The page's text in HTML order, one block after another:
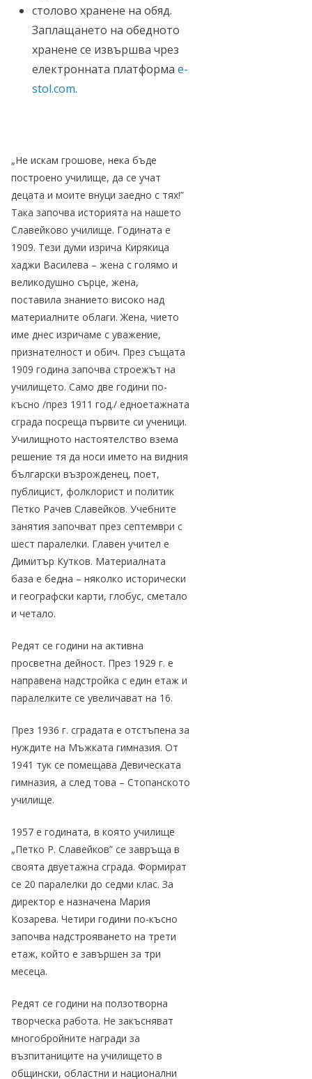
столово хранене на обяд.
Заплащането на обедното
хранене се извършва чрез
електронната платформа e-
stol.com.
„Не искам грошове, нека бъде
построено училище, да се учат
децата и моите внуци заедно с тях!”
Така започва историята на нашето
Славейково училище. Годината е
1909. Тези думи изрича Кирякица
хаджи Василева – жена с голямо и
великодушно сърце, жена,
поставила знанието високо над
материалните облаги. Жена, чието
име днес изричаме с уважение,
признателност и обич. През същата
1909 година започва строежът на
училището. Само две години по-
късно /през 1911 год./ едноетажната
сграда посреща първите си ученици.
Училищното настоятелство взема
решение тя да носи името на видния
български възрожденец, поет,
публицист, фолклорист и политик
Петко Рачев Славейков. Учебните
занятия започват през септември с
шест паралелки. Главен учител е
Димитър Кутков. Материалната
база е бедна – няколко исторически
и географски карти, глобус, сметало
и четало.
Редят се години на активна
просветна дейност. През 1929 г. е
направена надстройка с един етаж и
паралелките се увеличават на 16.
През 1936 г. сградата е отстъпена за
нуждите на Мъжката гимназия. От
1941 тук се помещава Девическата
гимназия, а след това – Стопанското
училище.
1957 е годината, в която училище
„Петко Р. Славейков” се завръща в
своята двуетажна сграда. Формират
се 20 паралелки до седми клас. За
директор е назначена Мария
Козарева. Четири години по-късно
започва надстрояването на трети
етаж, който е завършен за три
месеца.
Редят се години на ползотворна
творческа работа. Не закъсняват
многобройните награди за
възпитаниците на училището в
общински, областни и национални